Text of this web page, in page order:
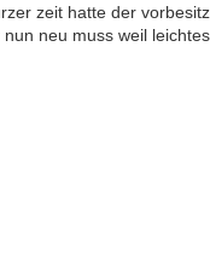
zeit hatte der
neu muss weil